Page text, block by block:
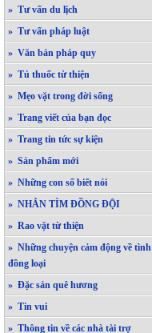
» Tư vấn du lịch
» Tư vấn pháp luật
» Văn bản pháp quy
» Tủ thuốc từ thiện
» Mẹo vặt trong đời sống
» Trang viết của bạn đọc
» Trang tin tức sự kiện
» Sản phẩm mới
» Những con số biết nói
» NHẮN TÌM ĐỒNG ĐỘI
» Rao vặt từ thiện
» Những chuyện cảm động về tình
đồng loại
» Đặc sản quê hương
» Tin vui
» Thông tin về các nhà tài trợ